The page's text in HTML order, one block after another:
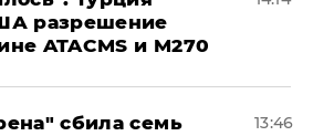
разрешение
ATACMS и M270
сбила семь
13:46